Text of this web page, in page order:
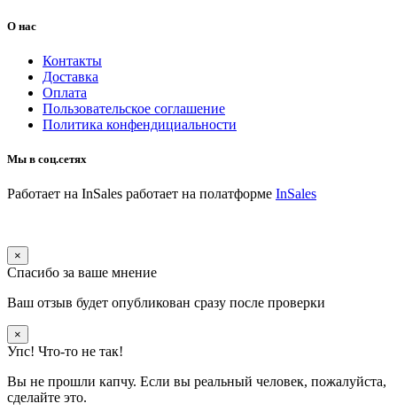
О нас
Контакты
Доставка
Оплата
Пользовательское соглашение
Политика конфендициальности
Мы в соц.сетях
Работает на InSales работает на полатформе InSales
×
Спасибо за ваше мнение
Ваш отзыв будет опубликован сразу после проверки
×
Упс! Что-то не так!
Вы не прошли капчу. Если вы реальный человек, пожалуйста,
сделайте это.